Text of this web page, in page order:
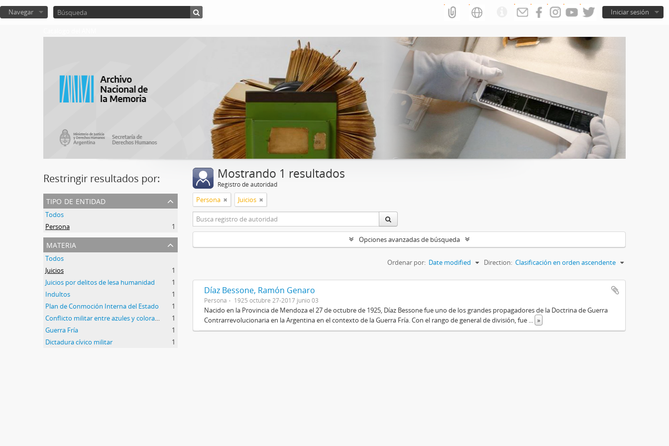
Iniciar sesión
Navegar
Restringir resultados por:
tipo de entidad
Todos
Persona
1
materia
Todos
Juicios
1
Juicios por delitos de lesa humanidad
1
Indultos
1
Plan de Conmoción Interna del Estado
1
1
Guerra Fría
1
Dictadura cívico militar
1
Mostrando 1 resultados
Registro de autoridad
Persona Juicios
Opciones avanzadas de búsqueda
Ordenar por: Date modified Direction: Clasificación en orden ascendente
Díaz Bessone, Ramón Genaro
Persona 1925 octubre 27-2017 junio 03
Nacido en la Provincia de Mendoza el 27 de octubre de 1925, Díaz Bessone fue uno de los grandes propagadores de la Doctrina de Guerra
Contrarrevolucionaria en la Argentina en el contexto de la Guerra Fría. Con el rango de general de división, fue
»